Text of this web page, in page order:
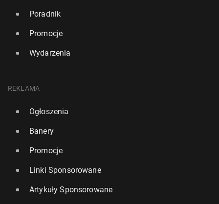
Poradnik
Promocje
Wydarzenia
REKLAMA
Ogłoszenia
Banery
Promocje
Linki Sponsorowane
Artykuły Sponsorowane